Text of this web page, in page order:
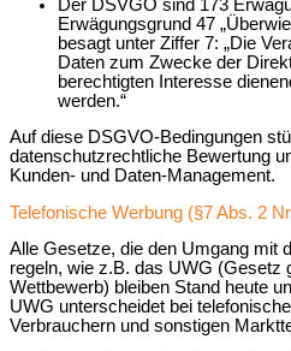
Der DSVGO sind 173
Erwägungsgrund 47
besagt unter Ziffer 7: „Die
Daten zum Zwecke der
berechtigten Interesse
werden.“
Auf diese DSGVO-Bedingungen
datenschutzrechtliche Bewertung
Kunden- und Daten-Management.
Telefonische Werbung (§7 Abs. 2
Alle Gesetze, die den Umgang mit
regeln, wie z.B. das UWG (Gesetz
Wettbewerb) bleiben Stand heute
UWG unterscheidet bei
Verbrauchern und sonstigen